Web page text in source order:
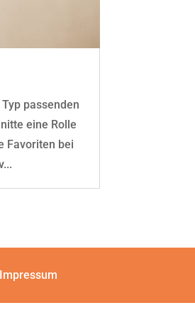
passenden
eine Rolle
Favoriten bei
Impressum